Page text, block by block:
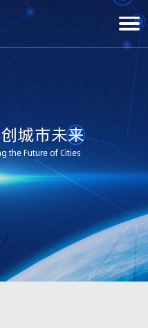
城市未来
the Future of Cities